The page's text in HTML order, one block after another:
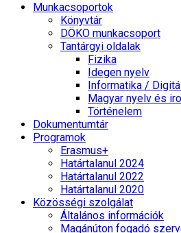
Munkacsoportok
Könyvtár
DÖKO munkacsoport
Tantárgyi oldalak
Fizika
Idegen nyelv
Informatika /
Magyar nyelv és
Történelem
Dokumentumtár
Programok
Erasmus+
Határtalanul 2024
Határtalanul 2022
Határtalanul 2020
Közösségi szolgálat
Általános információk
Magánúton fogadó